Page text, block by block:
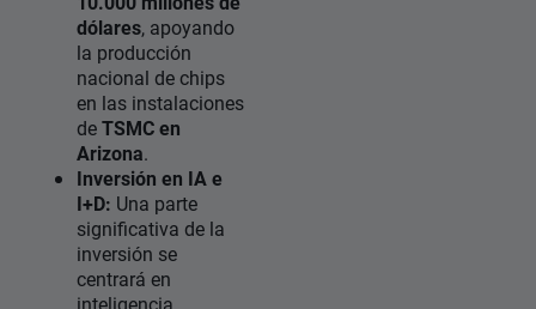
dólares, apoyando
la producción
nacional de chips
en las instalaciones
deTSMC en
Arizona.
Inversión en IA e
I+D: Una parte
significativa de la
inversión se
centrará en
inteligencia